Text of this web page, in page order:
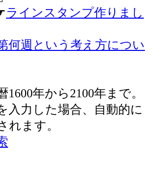
ラインスタンプ作りまし
何週という考え方につい
1600年から2100年まで。
入力した場合、自動的に
れます。